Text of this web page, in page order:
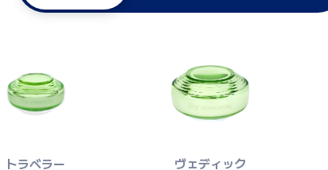
トラベラー ヴェディック